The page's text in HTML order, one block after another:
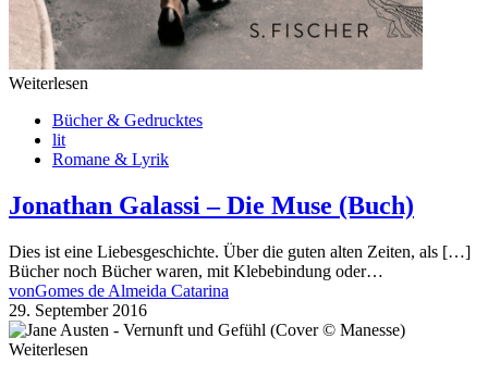
Weiterlesen
Bücher & Gedrucktes
lit
Romane & Lyrik
Jonathan Galassi – Die Muse (Buch)
Dies ist eine Liebesgeschichte. Über die guten alten Zeiten, als […]
Bücher noch Bücher waren, mit Klebebindung oder…
vonGomes de Almeida Catarina
29. September 2016
Weiterlesen